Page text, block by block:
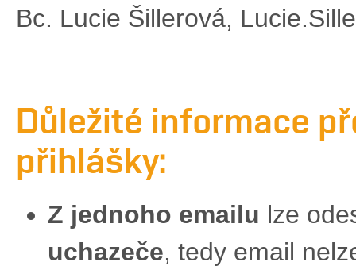
Bc. Lucie Šillerová,
Důležité informace
přihlášky:
Z jednoho emailu lze
uchazeče, tedy email